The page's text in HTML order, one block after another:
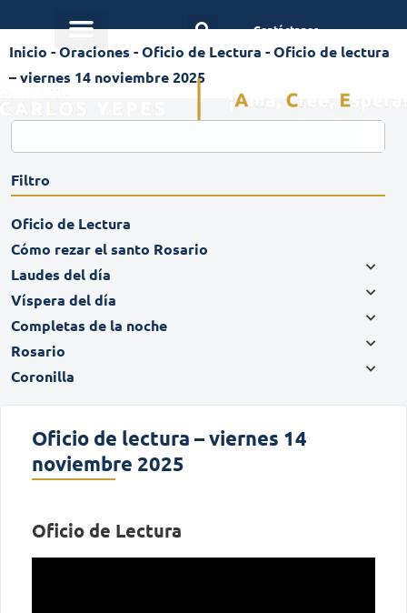
Contáctanos
Inicio -Oraciones -Oficio de Lectura -Oficio de lectura
– viernes 14 noviembre 2025
Filtro
Oficio de Lectura
Cómo rezar el santo Rosario
Laudes del día
Víspera del día
Completas de la noche
Rosario
Coronilla
Oficio de lectura – viernes 14
noviembre 2025
Oficio de Lectura